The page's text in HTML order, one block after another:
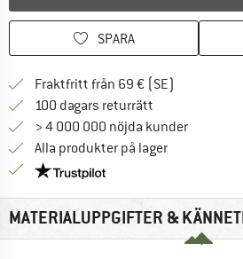
SPARA
Fraktfritt från 69 € (SE)
100 dagars returrätt
> 4 000 000 nöjda kunder
Alla produkter på lager
Trust Pilot-garanti -
MATERIALUPPGIFTER &